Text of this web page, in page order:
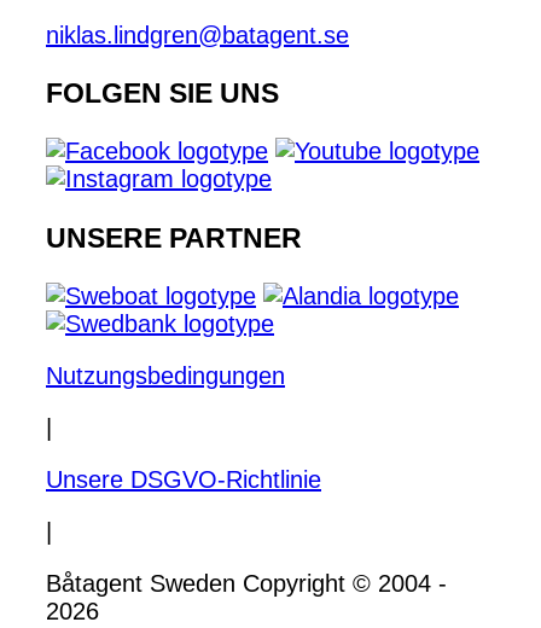
niklas.lindgren@batagent.se
FOLGEN SIE UNS
UNSERE PARTNER
Nutzungsbedingungen
Unsere DSGVO-Richtlinie
Båtagent Sweden Copyright © 2004 -
2026